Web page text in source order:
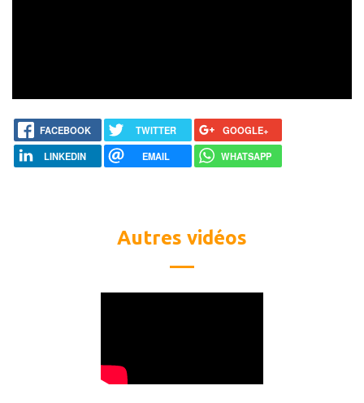
FACEBOOK TWITTER
GOOGLE+
LINKEDIN
EMAIL WHATSAPP
Autres vidéos